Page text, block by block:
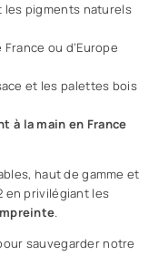
les pigments naturels
ou d’Europe
et les palettes bois
à la main en France
haut de gamme et
en privilégiant les
.
sauvegarder notre